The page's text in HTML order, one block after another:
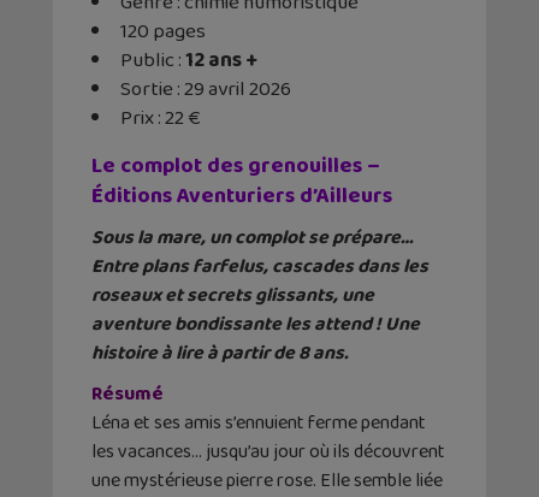
120 pages
Public :12 ans +
Sortie : 29 avril 2026
Prix : 22 €
Le complot des grenouilles –
Éditions Aventuriers d’Ailleurs
Sous la mare, un complot se prépare…
Entre plans farfelus, cascades dans les
roseaux et secrets glissants, une
aventure bondissante les attend ! Une
histoire à lire à partir de 8 ans.
Résumé
Léna et ses amis s’ennuient ferme pendant
les vacances… jusqu’au jour où ils découvrent
une mystérieuse pierre rose. Elle semble liée